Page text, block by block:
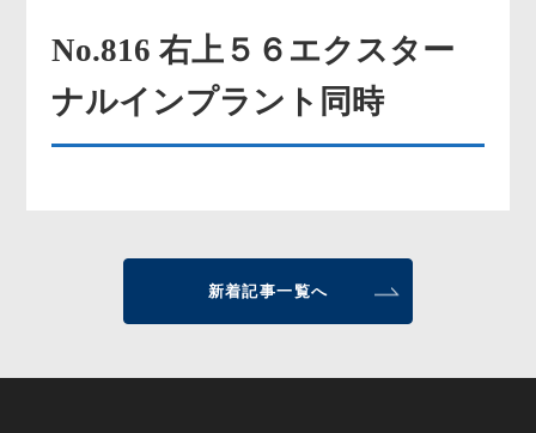
No.816 右上５６エクスター
ナルインプラント同時
新着記事一覧へ